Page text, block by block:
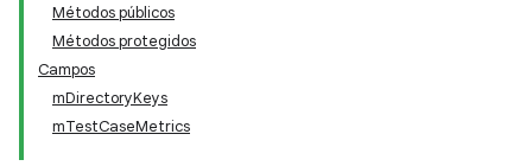
Métodos públicos
Métodos protegidos
Campos
mDirectoryKeys
mTestCaseMetrics